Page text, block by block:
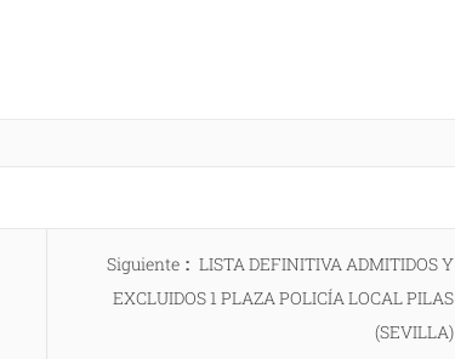
Siguiente
Entrada
siguiente:
LISTA DEFINITIVA ADMITIDOS Y
EXCLUIDOS 1 PLAZA POLICÍA LOCAL PILAS
(SEVILLA)